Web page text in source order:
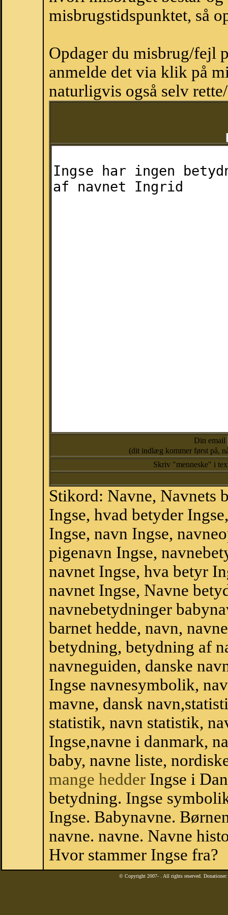
misbrugstidspunktet, så
Opdager du misbrug/fejl
anmelde det via klik på
naturligvis også selv
Din email
(dit indlæg kommer først på,
Skriv "menneske" i
Stikord: Navne, Navnets
Ingse, hvad betyder
Ingse, navn Ingse,
pigenavn Ingse,
navnet Ingse, hva betyr
navnet Ingse, Navne
navnebetydninger
barnet hedde, navn,
betydning, betydning af
navneguiden, danske
Ingse navnesymbolik,
mavne, dansk
statistik, navn statistik,
Ingse,navne i danmark,
baby, navne liste,
mange hedder Ingse i
betydning. Ingse
Ingse. Babynavne.
navne. navne. Navne
Hvor stammer Ingse fra?
© Copyright 2007- . All rights reserved.